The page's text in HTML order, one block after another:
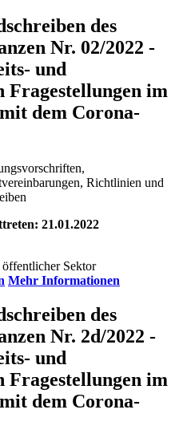
des
Nr. 02/2022 -
und
Fragestellungen im
dem Corona-
Richtlinien und
21.01.2022
Mehr Informationen
des
Nr. 2d/2022 -
und
Fragestellungen im
dem Corona-